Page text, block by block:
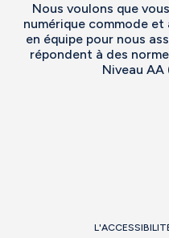
Nous voulons que
numérique commode
en équipe pour nous
répondent à des
Niveau AA